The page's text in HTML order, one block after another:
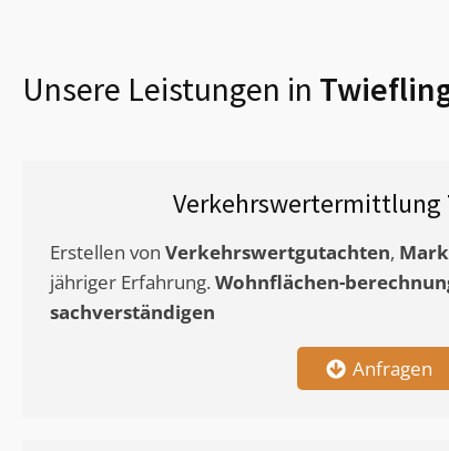
Unsere Leistungen in
Verkehrswertermittlung
Erstellen von Verkehrswertgutachten,
jähriger Erfahrung. Wohnflächen-
sachverständigen
Anfragen